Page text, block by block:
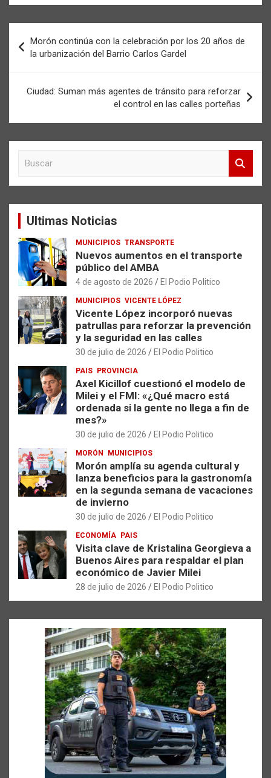
de
entradas
Morón continúa con la celebración por los 20 años de
la urbanización del Barrio Carlos Gardel
Ciudad: Suman más agentes de tránsito para reforzar
el control en las calles porteñas
a
Ultimas Noticias
MUNICIPIOS TRANSPORTE
Nuevos aumentos en el transporte
público del AMBA
4 de agosto de 2026 El Podio Politico
MUNICIPIOS VICENTE LÓPEZ
Vicente López incorporó nuevas
patrullas para reforzar la prevención
y la seguridad en las calles
30 de julio de 2026 El Podio Politico
PAIS PROVINCIA
Axel Kicillof cuestionó el modelo de
Milei y el FMI: «¿Qué macro está
ordenada si la gente no llega a fin de
mes?»
30 de julio de 2026 El Podio Politico
MORÓN MUNICIPIOS
Morón amplía su agenda cultural y
lanza beneficios para la gastronomía
en la segunda semana de vacaciones
de invierno
30 de julio de 2026 El Podio Politico
ECONOMÍA PAIS
Visita clave de Kristalina Georgieva a
Buenos Aires para respaldar el plan
económico de Javier Milei
28 de julio de 2026 El Podio Politico